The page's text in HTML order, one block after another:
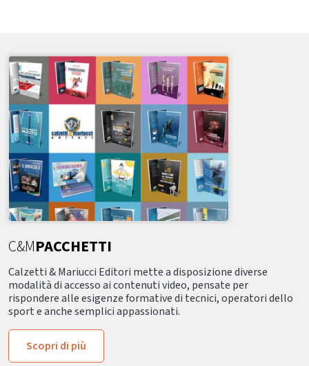
C&MPACCHETTI
Calzetti & Mariucci Editori mette a disposizione diverse
modalità di accesso ai contenuti video, pensate per
rispondere alle esigenze formative di tecnici, operatori dello
sport e anche semplici appassionati.
Scopri di più